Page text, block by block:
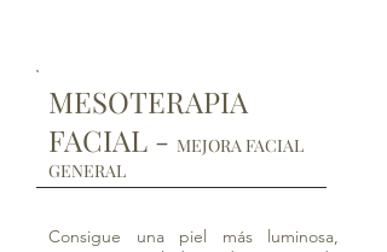
MESOTERAPIA
FACIAL - MEJORA FACIAL
GENERAL
Consigue una piel más luminosa,